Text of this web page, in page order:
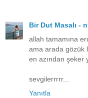
Bir Dut Masalı -
allah tamamına
ama arada gözük
en azından şeker
sevgilerrrrr...
Yanıtla